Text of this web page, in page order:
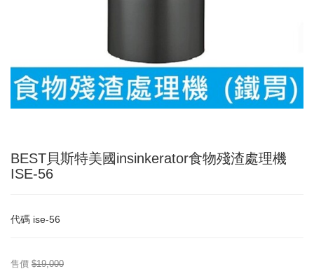
BEST貝斯特美國insinkerator食物殘渣處理機
ISE-56
代碼 ise-56
售價 $19,000